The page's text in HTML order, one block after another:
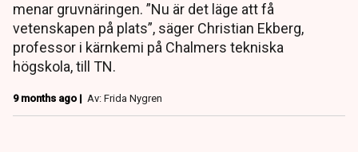
menar gruvnäringen. ”Nu är det läge att få
vetenskapen på plats”, säger Christian Ekberg,
professor i kärnkemi på Chalmers tekniska
högskola, till TN.
9 months ago | Av: Frida Nygren